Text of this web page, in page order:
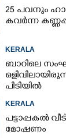
25 പവനും
കവർന്ന
KERALA
ബാറിലെ
പിടിയിൽ
KERALA
പട്ടാപ്പകൽ
മോഷണം